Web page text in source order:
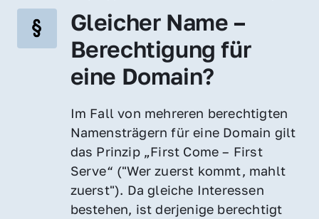
Gleicher Name –
Berechtigung für
eine Domain?
Im Fall von mehreren berechtigten
Namensträgern für eine Domain gilt
das Prinzip „First Come – First
Serve“ ("Wer zuerst kommt, mahlt
zuerst"). Da gleiche Interessen
bestehen, ist derjenige berechtigt